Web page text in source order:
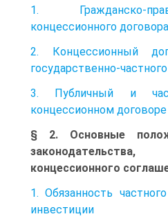
1. Гражданско-
концессионного договора
2. Концессионный
государственно-
3. Публичный и
концессионном договоре
§ 2. Основные
концессионного
1. Обязанность
инвестиции